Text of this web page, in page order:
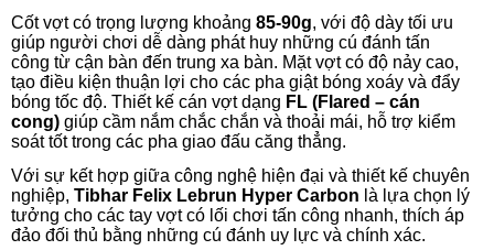
Cốt vợt có trọng lượng khoảng 85-90g, với độ dày tối ưu
giúp người chơi dễ dàng phát huy những cú đánh tấn
công từ cận bàn đến trung xa bàn. Mặt vợt có độ nảy cao,
tạo điều kiện thuận lợi cho các pha giật bóng xoáy và đẩy
bóng tốc độ. Thiết kế cán vợt dạng FL (Flared – cán
cong) giúp cầm nắm chắc chắn và thoải mái, hỗ trợ kiểm
soát tốt trong các pha giao đấu căng thẳng.
Với sự kết hợp giữa công nghệ hiện đại và thiết kế chuyên
nghiệp, Tibhar Felix Lebrun Hyper Carbon là lựa chọn lý
tưởng cho các tay vợt có lối chơi tấn công nhanh, thích áp
đảo đối thủ bằng những cú đánh uy lực và chính xác.